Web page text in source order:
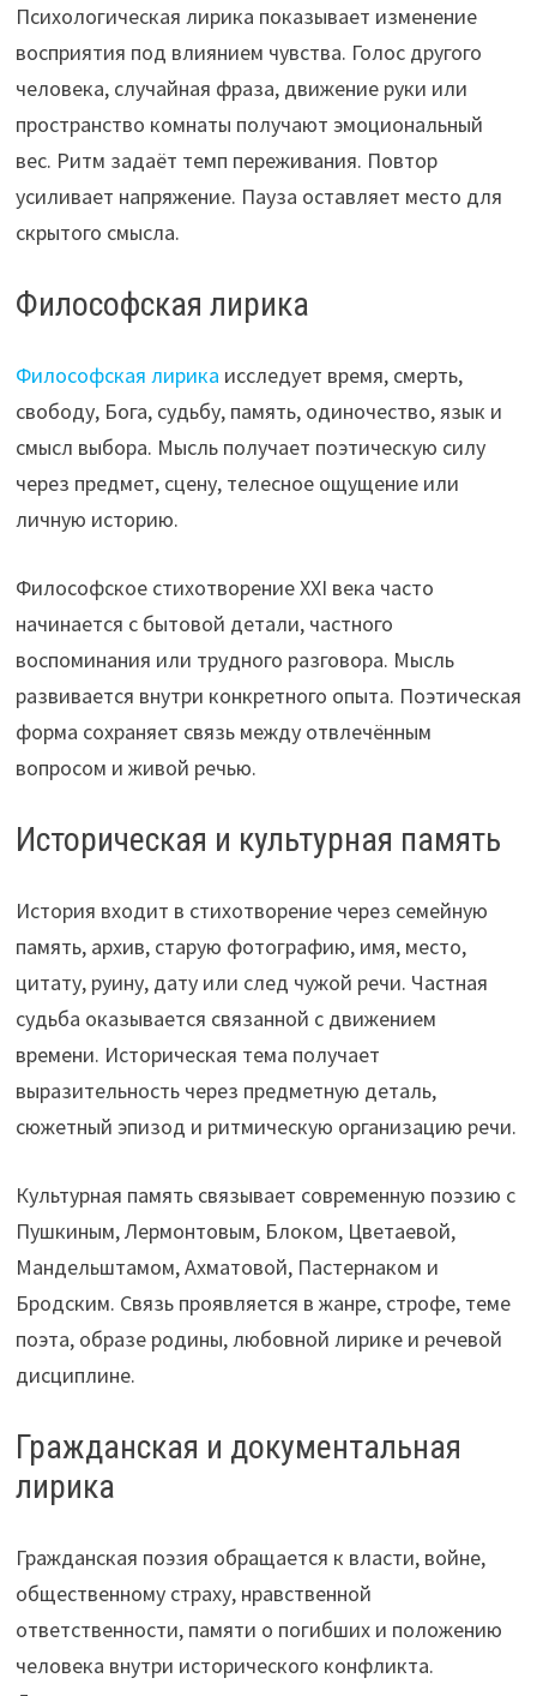
Психологическая лирика показывает изменение
восприятия под влиянием чувства. Голос другого
человека, случайная фраза, движение руки или
пространство комнаты получают эмоциональный
вес. Ритм задаёт темп переживания. Повтор
усиливает напряжение. Пауза оставляет место для
скрытого смысла.
Философская лирика
Философская лирика исследует время, смерть,
свободу, Бога, судьбу, память, одиночество, язык и
смысл выбора. Мысль получает поэтическую силу
через предмет, сцену, телесное ощущение или
личную историю.
Философское стихотворение XXI века часто
начинается с бытовой детали, частного
воспоминания или трудного разговора. Мысль
развивается внутри конкретного опыта. Поэтическая
форма сохраняет связь между отвлечённым
вопросом и живой речью.
Историческая и культурная память
История входит в стихотворение через семейную
память, архив, старую фотографию, имя, место,
цитату, руину, дату или след чужой речи. Частная
судьба оказывается связанной с движением
времени. Историческая тема получает
выразительность через предметную деталь,
сюжетный эпизод и ритмическую организацию речи.
Культурная память связывает современную поэзию с
Пушкиным, Лермонтовым, Блоком, Цветаевой,
Мандельштамом, Ахматовой, Пастернаком и
Бродским. Связь проявляется в жанре, строфе, теме
поэта, образе родины, любовной лирике и речевой
дисциплине.
Гражданская и документальная
лирика
Гражданская поэзия обращается к власти, войне,
общественному страху, нравственной
ответственности, памяти о погибших и положению
человека внутри исторического конфликта.